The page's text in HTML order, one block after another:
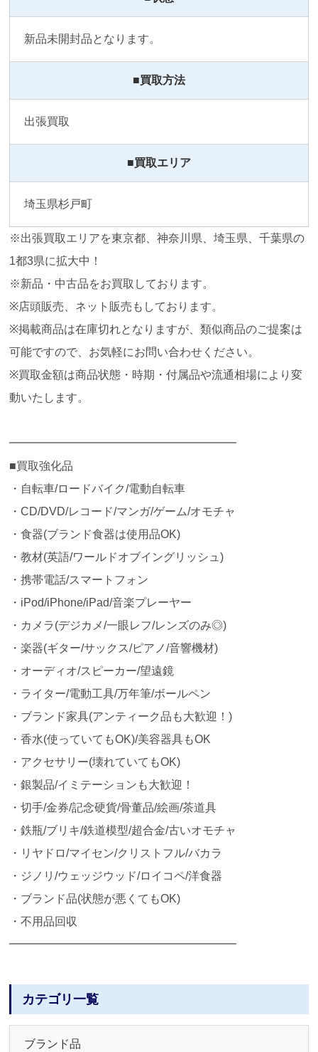
新品未開封品となります。
■買取方法
出張買取
■買取エリア
埼玉県杉戸町
※出張買取エリアを東京都、神奈川県、埼玉県、千葉県の
1都3県に拡大中！
※新品・中古品をお買取しております。
※店頭販売、ネット販売もしております。
※掲載商品は在庫切れとなりますが、類似商品のご提案は
可能ですので、お気軽にお問い合わせください。
※買取金額は商品状態・時期・付属品や流通相場により変
動いたします。
━━━━━━━━━━━━━━━━━━━━
■買取強化品
・自転車/ロードバイク/電動自転車
・CD/DVD/レコード/マンガ/ゲーム/オモチャ
・食器(ブランド食器は使用品OK)
・教材(英語/ワールドオブイングリッシュ)
・携帯電話/スマートフォン
・iPod/iPhone/iPad/音楽プレーヤー
・カメラ(デジカメ/一眼レフ/レンズのみ◎)
・楽器(ギター/サックス/ピアノ/音響機材)
・オーディオ/スピーカー/望遠鏡
・ライター/電動工具/万年筆/ボールペン
・ブランド家具(アンティーク品も大歓迎！)
・香水(使っていてもOK)/美容器具もOK
・アクセサリー(壊れていてもOK)
・銀製品/イミテーションも大歓迎！
・切手/金券/記念硬貨/骨董品/絵画/茶道具
・鉄瓶/ブリキ/鉄道模型/超合金/古いオモチャ
・リヤドロ/マイセン/クリストフル/バカラ
・ジノリ/ウェッジウッド/ロイコペ/洋食器
・ブランド品(状態が悪くてもOK)
・不用品回収
━━━━━━━━━━━━━━━━━━━━
カテゴリ一覧
ブランド品